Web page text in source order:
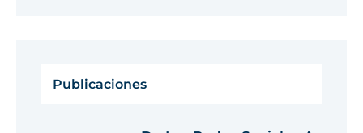
Publicaciones